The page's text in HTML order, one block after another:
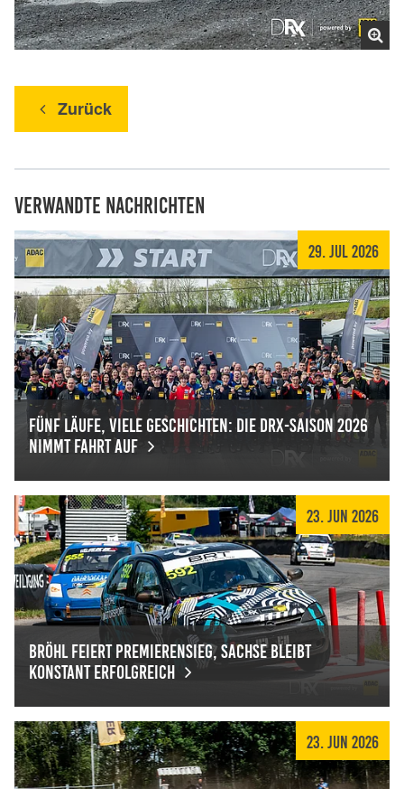
Zurück
Verwandte Nachrichten
29. Jul 2026
Fünf Läufe, viele Geschichten: Die DRX-Saison 2026
nimmt Fahrt auf
Fünf Läufe, viele Geschichten: Die DRX-Saison 2026
23. Jun 2026
Bröhl feiert Premierensieg, Sachse bleibt
konstant erfolgreich
Bröhl feiert Premierensieg, Sachse bleibt konstant
23. Jun 2026